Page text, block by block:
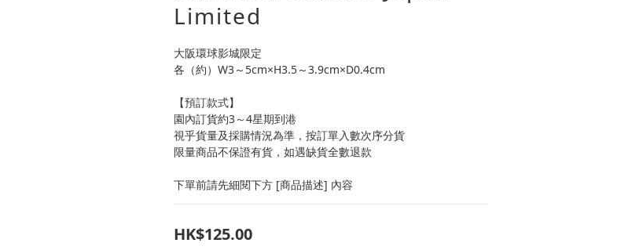
Limited
大阪環球影城限定
各（約）W3～5cm×H3.5～3.9cm×D0.4cm
【預訂款式】
園內訂貨約3～4星期到港
視乎貨量及採購情況為準，按訂單入數次序分貨
限量商品不保證有貨，如遇缺貨全數退款
下單前請先細閱下方 [商品描述] 內容
HK$125.00